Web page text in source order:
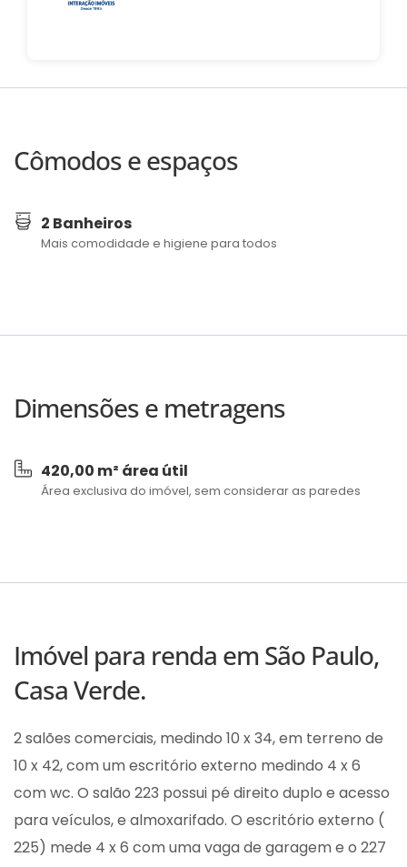
Cômodos e espaços
2 Banheiros
Mais comodidade e higiene para todos
Dimensões e metragens
420,00 m² área útil
Área exclusiva do imóvel, sem considerar as paredes
Imóvel para renda em São Paulo,
Casa Verde.
2 salões comerciais, medindo 10 x 34, em terreno de
10 x 42, com um escritório externo medindo 4 x 6
com wc. O salão 223 possui pé direito duplo e acesso
para veículos, e almoxarifado. O escritório externo (
225) mede 4 x 6 com uma vaga de garagem e o 227